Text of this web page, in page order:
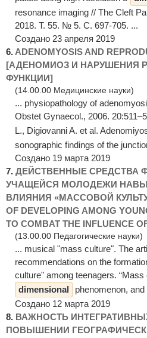
resonance imaging // The Cleft
2018. Т. 55. № 5. С. 697-705. ...
Создано 23 апреля 2019
6. ADENOMYOSIS AND
[АДЕНОМИОЗ И НАРУШЕНИЯ
ФУНКЦИИ]
(14.00.00 Медицинские науки)
... physiopathology of
Obstet Gynaecol., 2006.
L., Digiovanni A. et al.
sonographic findings of the
Создано 19 марта 2019
7. ДЕЙСТВЕННЫЕ СРЕДСТВА
УЧАЩЕЙСЯ МОЛОДЕЖИ
ВЛИЯНИЯ «МАССОВОЙ
OF DEVELOPING AMONG
TO COMBAT THE INFLUENCE
(13.00.00 Педагогические науки)
... musical "mass culture". The
recommendations on the
culture" among teenagers. “Mass
dimensional
phenomenon,
Создано 12 марта 2019
8. ВАЖНОСТЬ
ПОВЫШЕНИИ